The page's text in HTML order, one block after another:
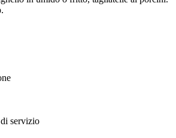
servizio